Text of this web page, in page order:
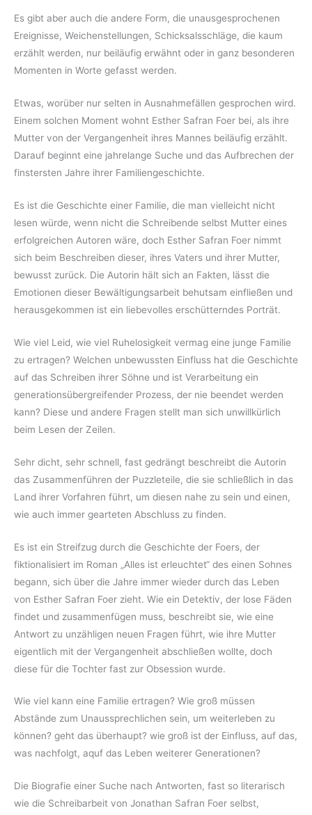
Es gibt aber auch die andere Form, die unausgesprochenen
Ereignisse, Weichenstellungen, Schicksalsschläge, die kaum
erzählt werden, nur beiläufig erwähnt oder in ganz besonderen
Momenten in Worte gefasst werden.
Etwas, worüber nur selten in Ausnahmefällen gesprochen wird.
Einem solchen Moment wohnt Esther Safran Foer bei, als ihre
Mutter von der Vergangenheit ihres Mannes beiläufig erzählt.
Darauf beginnt eine jahrelange Suche und das Aufbrechen der
finstersten Jahre ihrer Familiengeschichte.
Es ist die Geschichte einer Familie, die man vielleicht nicht
lesen würde, wenn nicht die Schreibende selbst Mutter eines
erfolgreichen Autoren wäre, doch Esther Safran Foer nimmt
sich beim Beschreiben dieser, ihres Vaters und ihrer Mutter,
bewusst zurück. Die Autorin hält sich an Fakten, lässt die
Emotionen dieser Bewältigungsarbeit behutsam einfließen und
herausgekommen ist ein liebevolles erschütterndes Porträt.
Wie viel Leid, wie viel Ruhelosigkeit vermag eine junge Familie
zu ertragen? Welchen unbewussten Einfluss hat die Geschichte
auf das Schreiben ihrer Söhne und ist Verarbeitung ein
generationsübergreifender Prozess, der nie beendet werden
kann? Diese und andere Fragen stellt man sich unwillkürlich
beim Lesen der Zeilen.
Sehr dicht, sehr schnell, fast gedrängt beschreibt die Autorin
das Zusammenführen der Puzzleteile, die sie schließlich in das
Land ihrer Vorfahren führt, um diesen nahe zu sein und einen,
wie auch immer gearteten Abschluss zu finden.
Es ist ein Streifzug durch die Geschichte der Foers, der
fiktionalisiert im Roman „Alles ist erleuchtet“ des einen Sohnes
begann, sich über die Jahre immer wieder durch das Leben
von Esther Safran Foer zieht. Wie ein Detektiv, der lose Fäden
findet und zusammenfügen muss, beschreibt sie, wie eine
Antwort zu unzähligen neuen Fragen führt, wie ihre Mutter
eigentlich mit der Vergangenheit abschließen wollte, doch
diese für die Tochter fast zur Obsession wurde.
Wie viel kann eine Familie ertragen? Wie groß müssen
Abstände zum Unaussprechlichen sein, um weiterleben zu
können? geht das überhaupt? wie groß ist der Einfluss, auf das,
was nachfolgt, aquf das Leben weiterer Generationen?
Die Biografie einer Suche nach Antworten, fast so literarisch
wie die Schreibarbeit von Jonathan Safran Foer selbst,